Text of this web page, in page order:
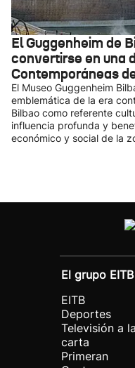
El Guggenheim de
convertirse en una
Contemporáneas
El Museo Guggenheim
emblemática de la era
Bilbao como referente
influencia profunda y
económico y social de la
El grupo EITB
EITB
Deportes
Televisión a la
carta
Primeran